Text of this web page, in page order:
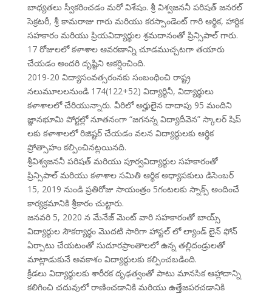
బాధ్యతలు స్వీకరించడం మరో విశేషం. శ్రీ విశ్వజననీ పరిషత్ జనరల్
సెక్రటరీ, శ్రీ కామరాజు గారు మరియు కరస్పాండెంట్ గారి ఆర్థిక, హార్దిక
సహకారం మరియు ప్రియవిద్యార్థుల శ్రమదానంతో ప్రిన్సిపాల్ గారు.
17 రోజులలో కళాశాల ఆవరణాన్ని చూడముచ్చటగా తయారు
చేయడం అందరి దృష్టిని ఆకర్షించింది.
2019-20 విద్యాసంవత్సరంనకు సంబంధించి రాష్ట్ర
నలుమూలలనుండి 174(122+52) విద్యార్థినీ, విద్యార్థులు
కళాశాలలో చేరియున్నారు. వీరిలో అర్హులైన దాదాపు 95 మందిని
జ్ఞానభూమి పోర్టల్లో నూతనంగా “జగనన్న విద్యాదీవెన” స్కాలర్ షిప్
లకు కళాశాలలో రిజిష్టర్ చేయడం వలన విద్యార్థులకు ఆర్థిక
ప్రోత్సాహం కల్పించినట్లయినది.
శ్రీవిశ్వజననీ పరిషత్ మరియు పూర్వవిద్యార్థుల సహకారంతో
ప్రిన్సిపాల్ మరియు కళాశాల సమితి ఆర్థిక అధ్యాపకులు డిసెంబర్
15, 2019 నుండి ప్రతిరోజు సాయంత్రం 5గంటలకు స్నాక్స్ అందించే
కార్యక్రమానికి శ్రీకారం చుట్టారు.
జనవరి 5, 2020 న మేనేజ్ మెంట్ వారి సహకారంతో బాయ్స్
విద్యార్థుల సౌకర్యార్ధం మొదటి సారిగా హాస్టల్ లో ల్యాండ్ లైన్ ఫోన్
ఏర్పాటు చేయటంతో సుదూరప్రాంతాలలో ఉన్న తల్లిదండ్రులతో
మాట్లాడుకునే అవకాశం విద్యార్థులకు కల్పించబడింది.
క్రీడలు విద్యార్థులకు శారీరక దృఢత్వంతో పాటు మానసిక ఆహ్లాదాన్ని
కలిగించి చదువులో రాణించడానికి మరియు ఉత్తేజపరచడానికి